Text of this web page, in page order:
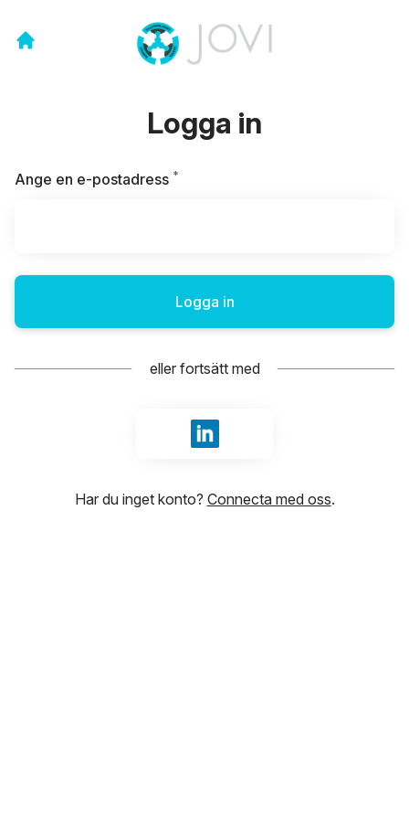
Logga in
Ange en e-postadress *
Logga in
eller fortsätt med
Logga in med LinkedIn
Har du inget konto? Connecta med oss.